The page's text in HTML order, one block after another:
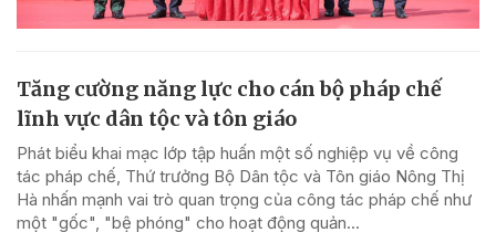
Tăng cường năng lực cho cán bộ pháp chế
lĩnh vực dân tộc và tôn giáo
Phát biểu khai mạc lớp tập huấn một số nghiệp vụ về công
tác pháp chế, Thứ trưởng Bộ Dân tộc và Tôn giáo Nông Thị
Hà nhấn mạnh vai trò quan trọng của công tác pháp chế như
một "gốc", "bệ phóng" cho hoạt động quản...